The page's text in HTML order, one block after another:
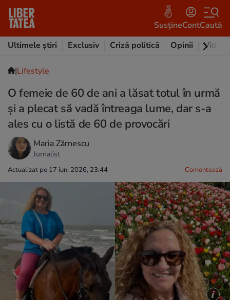
SusțineContCaută
Ultimele știri
Exclusiv Criză politică Opinii Video
|Lifestyle
O femeie de 60 de ani a lăsat totul în urmă
și a plecat să vadă întreaga lume, dar s-a
ales cu o listă de 60 de provocări
Maria Zărnescu
Jurnalist
Actualizat pe 17 iun. 2026, 23:44 Comentează